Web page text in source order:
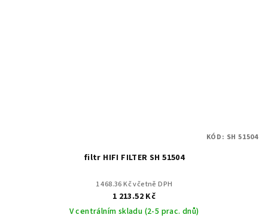
filtr HIFI FILTER SH 51504
1 468.36 Kč včetně DPH
1 213.52 Kč
V centrálním skladu (2-5 prac. dnů)
KÓD: SH 51504